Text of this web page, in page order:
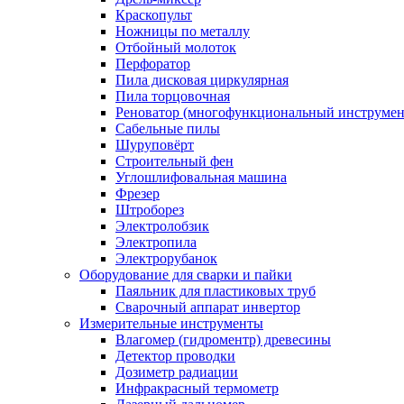
Краскопульт
Ножницы по металлу
Отбойный молоток
Перфоратор
Пила дисковая циркулярная
Пила торцовочная
Реноватор (многофункциональный
Сабельные пилы
Шуруповёрт
Строительный фен
Углошлифовальная машина
Фрезер
Штроборез
Электролобзик
Электропила
Электрорубанок
Оборудование для сварки и пайки
Паяльник для пластиковых труб
Сварочный аппарат инвертор
Измерительные инструменты
Влагомер (гидроментр) древесины
Детектор проводки
Дозиметр радиации
Инфракрасный термометр